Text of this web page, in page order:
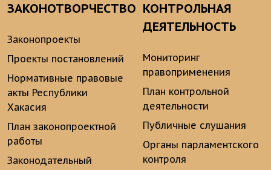
ЗАКОНОТВОРЧЕСТВО
Законопроекты
Проекты постановлений
Нормативные правовые
акты Республики
Хакасия
План законопроектной
работы
Законодательный
КОНТРОЛЬНАЯ
ДЕЯТЕЛЬНОСТЬ
Мониторинг
правоприменения
План контрольной
деятельности
Публичные слушания
Органы парламентского
контроля